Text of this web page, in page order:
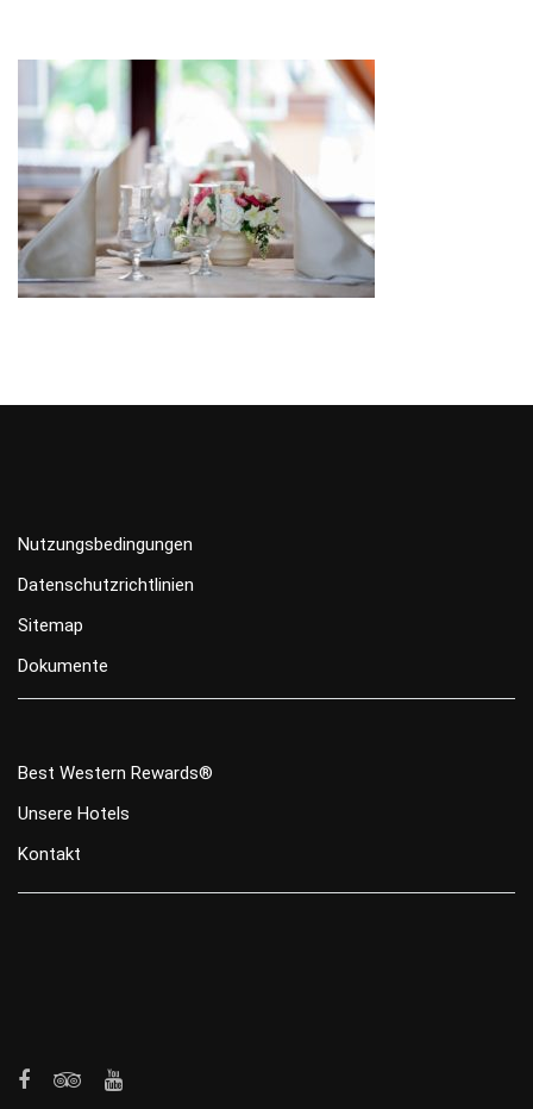
Nutzungsbedingungen
Datenschutzrichtlinien
Sitemap
Dokumente
Best Western Rewards®
Unsere Hotels
Kontakt